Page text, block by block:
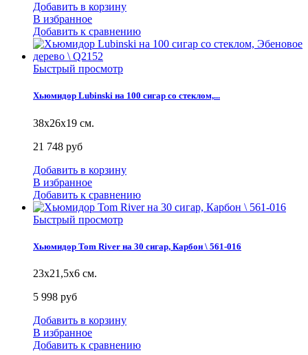
Добавить в корзину
В избранное
Добавить к сравнению
Быстрый просмотр
Хьюмидор Lubinski на 100 сигар cо стеклом,...
38x26x19 см.
21 748 руб
Добавить в корзину
В избранное
Добавить к сравнению
Быстрый просмотр
Хьюмидор Tom River на 30 сигар, Карбон \ 561-016
23х21,5х6 см.
5 998 руб
Добавить в корзину
В избранное
Добавить к сравнению